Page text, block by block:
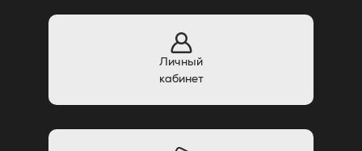
Личный
кабинет